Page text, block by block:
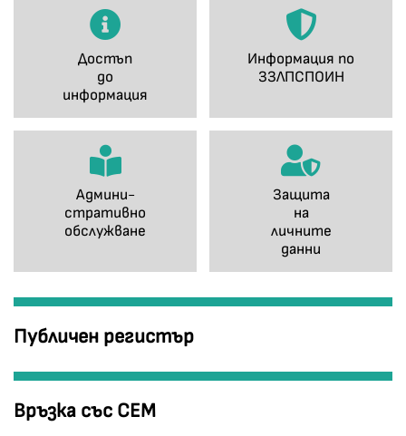
Достъп
до
информация
Информация по
ЗЗЛПСПОИН
Админи-
стративно
обслужване
Защита
на
личните
данни
Публичен регистър
Връзка със СЕМ